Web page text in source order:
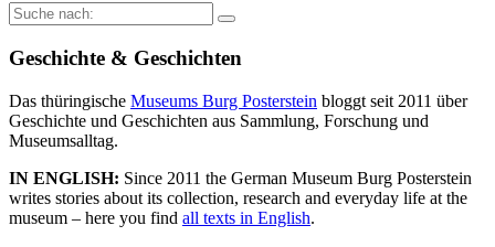
Suche
nach:
Geschichte & Geschichten
Das thüringische Museums Burg Posterstein bloggt seit 2011 über
Geschichte und Geschichten aus Sammlung, Forschung und
Museumsalltag.
IN ENGLISH: Since 2011 the German Museum Burg Posterstein
writes stories about its collection, research and everyday life at the
museum – here you find all texts in English.